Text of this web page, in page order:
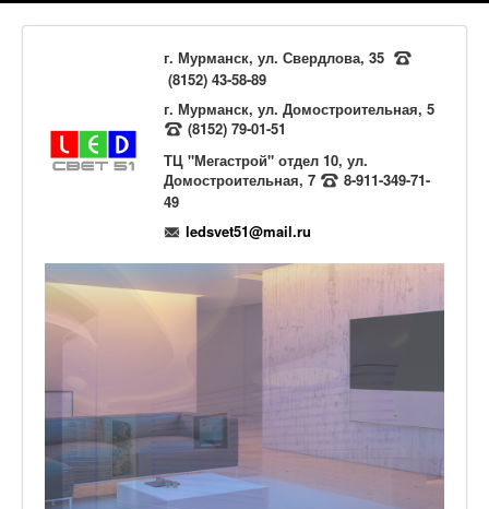
г. Мурманск, ул. Свердлова, 35
(8152) 43-58-89
г. Мурманск, ул. Домостроительная, 5
(8152) 79-01-51
ТЦ "Мегастрой" отдел 10, ул.
Домостроительная, 7
8-911-349-71-
49
ledsvet51@mail.ru